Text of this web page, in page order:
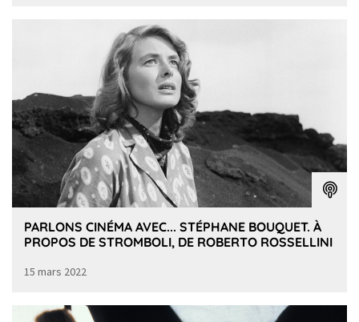
PARLONS CINÉMA AVEC... STÉPHANE BOUQUET. À
PROPOS DE STROMBOLI, DE ROBERTO ROSSELLINI
15 mars 2022